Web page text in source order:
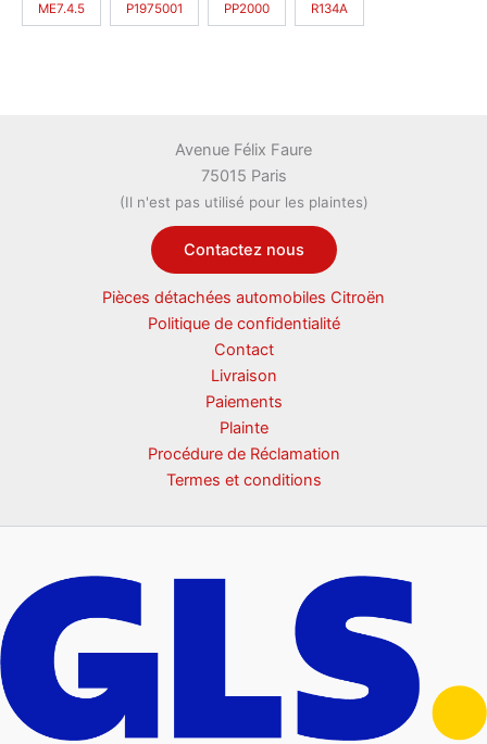
ME7.4.5 P1975001 PP2000 R134A
Avenue Félix Faure
75015 Paris
(Il n'est pas utilisé pour les plaintes)
Contactez nous
Pièces détachées automobiles Citroën
Politique de confidentialité
Contact
Livraison
Paiements
Plainte
Procédure de Réclamation
Termes et conditions